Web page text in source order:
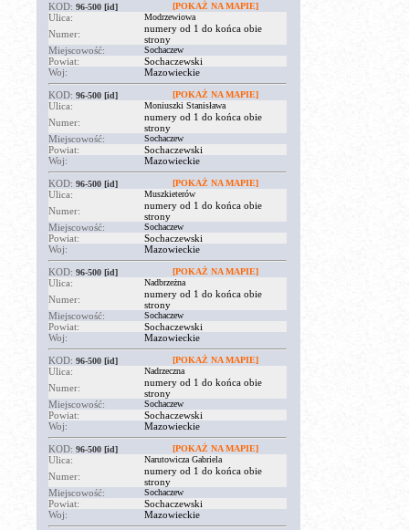
KOD: 96-500 [id] [POKAŻ NA MAPIE]
Ulica: Modrzewiowa
Numer:
numery od 1 do końca obie
strony
Miejscowość:
Sochaczew
Powiat:
Sochaczewski
Woj:
Mazowieckie
KOD: 96-500 [id] [POKAŻ NA MAPIE]
Ulica: Moniuszki Stanisława
Numer:
numery od 1 do końca obie
strony
Miejscowość:
Sochaczew
Powiat:
Sochaczewski
Woj:
Mazowieckie
KOD: 96-500 [id] [POKAŻ NA MAPIE]
Ulica: Muszkieterów
Numer:
numery od 1 do końca obie
strony
Miejscowość:
Sochaczew
Powiat:
Sochaczewski
Woj:
Mazowieckie
KOD: 96-500 [id] [POKAŻ NA MAPIE]
Ulica: Nadbrzeżna
Numer:
numery od 1 do końca obie
strony
Miejscowość:
Sochaczew
Powiat:
Sochaczewski
Woj:
Mazowieckie
KOD: 96-500 [id] [POKAŻ NA MAPIE]
Ulica: Nadrzeczna
Numer:
numery od 1 do końca obie
strony
Miejscowość:
Sochaczew
Powiat:
Sochaczewski
Woj:
Mazowieckie
KOD: 96-500 [id] [POKAŻ NA MAPIE]
Ulica: Narutowicza Gabriela
Numer:
numery od 1 do końca obie
strony
Miejscowość:
Sochaczew
Powiat:
Sochaczewski
Woj:
Mazowieckie